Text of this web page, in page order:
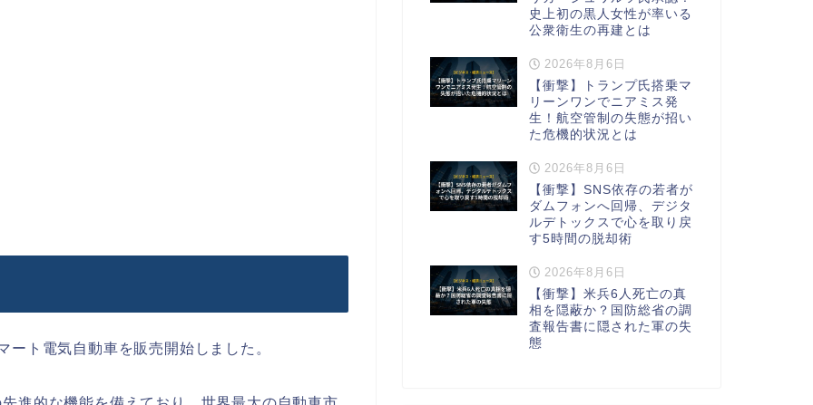
ト電気自動車を販売開始しました。
史上初の黒人女性が率いる
公衆衛生の再建とは
2026年8月6日
【衝撃】トランプ氏搭乗マ
リーンワンでニアミス発
生！航空管制の失態が招い
た危機的状況とは
2026年8月6日
【衝撃】SNS依存の若者が
ダムフォンへ回帰、デジタ
ルデトックスで心を取り戻
す5時間の脱却術
2026年8月6日
【衝撃】米兵6人死亡の真
相を隠蔽か？国防総省の調
査報告書に隠された軍の失
態